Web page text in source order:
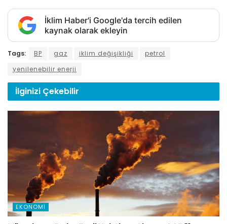
İklim Haber'i Google'da tercih edilen
kaynak olarak ekleyin
Tags: BP gaz iklim değişikliği
petrol
yenilenebilir enerji
İlginizi Çekebilir
EKONOMI